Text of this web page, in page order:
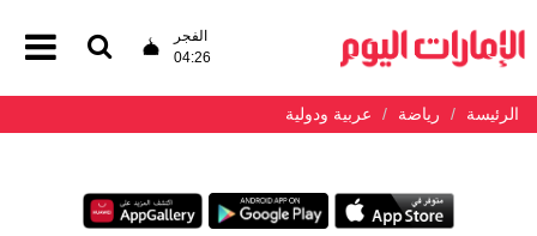
الفجر
04:26
الرئيسة رياضة عربية ودولية